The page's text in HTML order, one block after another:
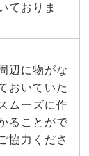
ておりま
辺に物がな
おいていた
ムーズに作
ることがで
協力くださ